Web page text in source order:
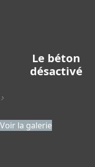
Le béton
désactivé
>
Voir la galerie